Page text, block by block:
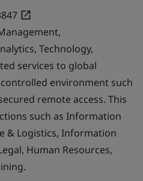
Technology,
services to global
environment such
remote access. This
such as Information
& Logistics, Information
Human Resources,